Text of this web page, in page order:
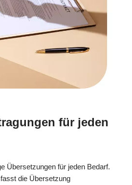
für jeden
Übersetzungen für jeden Bedarf.
die Übersetzung